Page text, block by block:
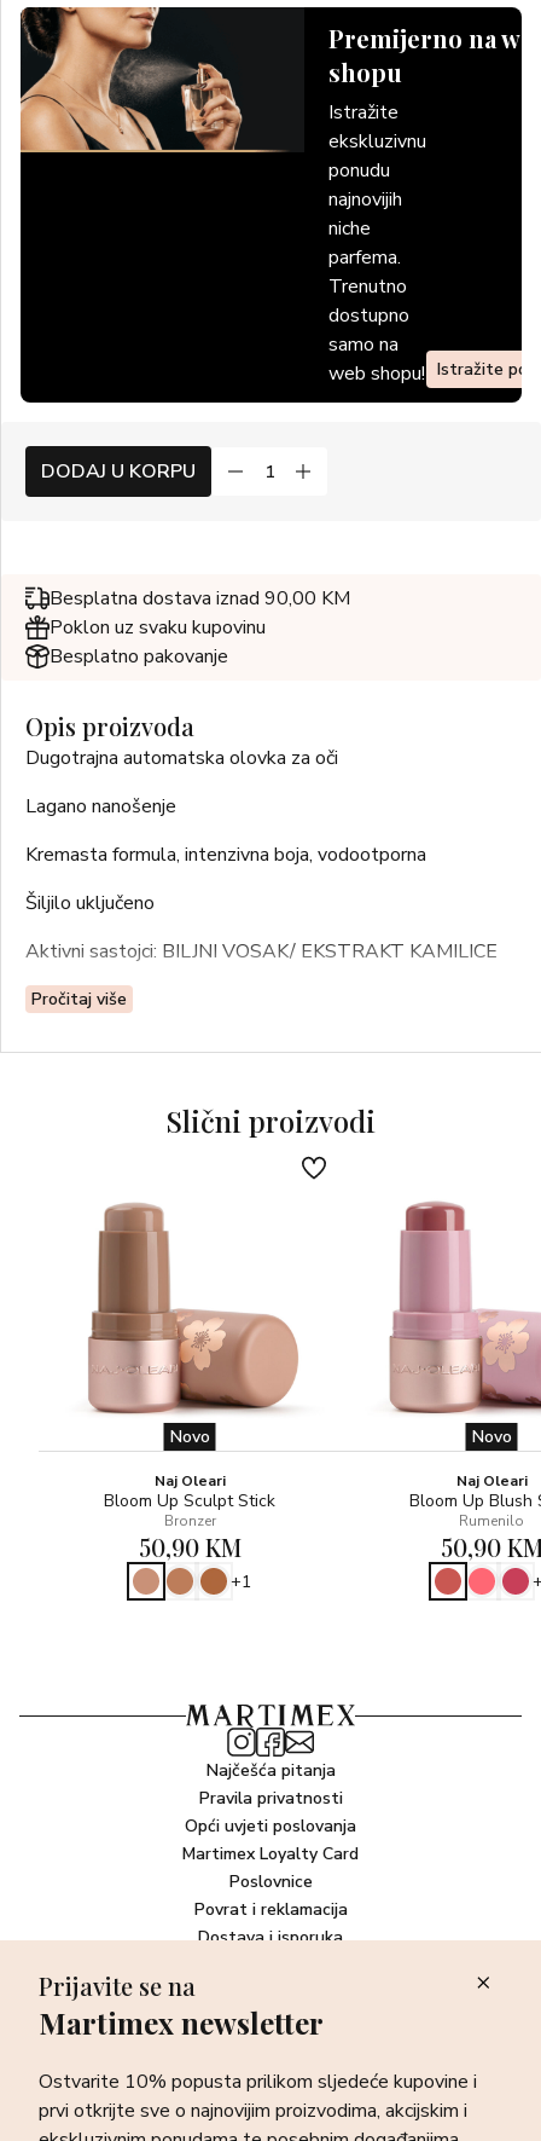
Premijerno na
shopu
Istražite
ekskluzivnu
ponudu
najnovijih
niche
parfema.
Trenutno
dostupno
samo na
web shopu! Istražite
DODAJ U KORPU
Besplatna dostava iznad 90,00 KM
Poklon uz svaku kupovinu
Besplatno pakovanje
Opis proizvoda
Dugotrajna automatska olovka za oči
Lagano nanošenje
Kremasta formula, intenzivna boja, vodootporna
Šiljilo uključeno
Aktivni sastojci: BILJNI VOSAK/ EKSTRAKT KAMILICE
BEZ PARABENA!
Pročitaj više
Slični proizvodi
Novo
Naj Oleari
Bloom Up Sculpt Stick
Bronzer
50,90 KM
+1
Novo
Naj Oleari
Bloom Up Blush
Rumenilo
50,90
Najčešća pitanja
Pravila privatnosti
Opći uvjeti poslovanja
Martimex Loyalty Card
Poslovnice
Povrat i reklamacija
Dostava i isporuka
Newsletter
sve o najnovijim proizvodima, akcijskim i ekskluzivnim
ponudama te posebnim događanjima.
Prijavite se na
Martimex newsletter
Ostvarite 10% popusta prilikom sljedeće kupovine i
prvi otkrijte sve o najnovijim proizvodima, akcijskim i